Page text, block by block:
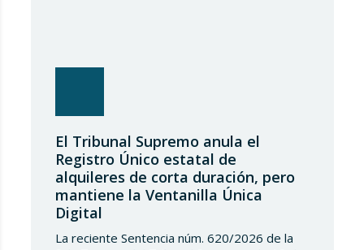
El Tribunal Supremo anula el
Registro Único estatal de
alquileres de corta duración, pero
mantiene la Ventanilla Única
Digital
La reciente Sentencia núm. 620/2026 de la